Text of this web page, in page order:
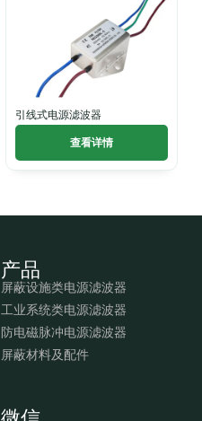
引线式电源滤波器
查看详情
产品
屏蔽设施类电源滤波器
工业系统类电源滤波器
防电磁脉冲电源滤波器
屏蔽材料及配件